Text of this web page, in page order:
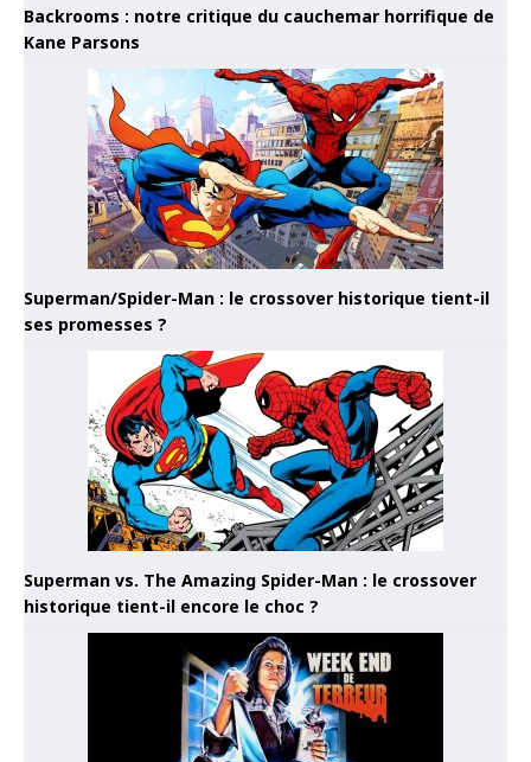
Backrooms : notre critique du cauchemar horrifique de
Kane Parsons
Superman/Spider-Man : le crossover historique tient-il
ses promesses ?
Superman vs. The Amazing Spider-Man : le crossover
historique tient-il encore le choc ?